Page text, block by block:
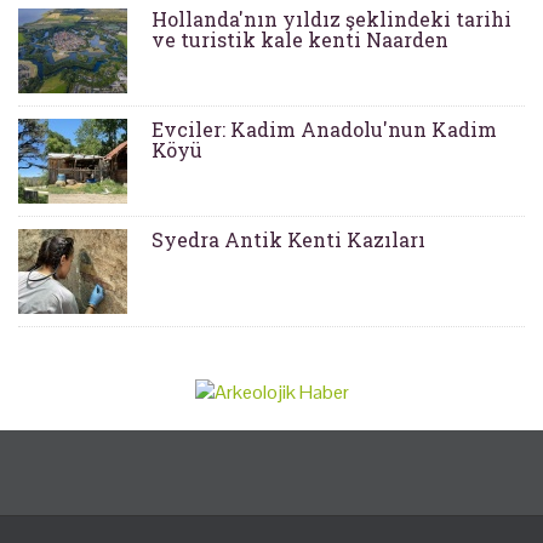
Hollanda'nın yıldız şeklindeki tarihi
ve turistik kale kenti Naarden
Evciler: Kadim Anadolu'nun Kadim
Köyü
Syedra Antik Kenti Kazıları